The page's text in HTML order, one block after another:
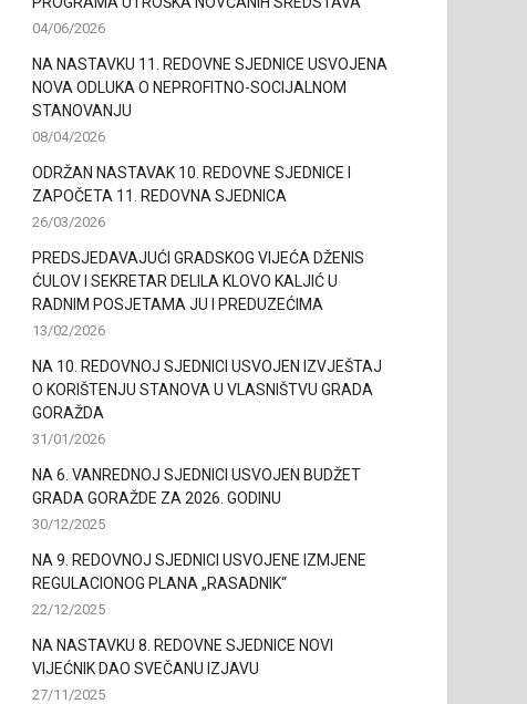
04/06/2026
NA NASTAVKU 11. REDOVNE SJEDNICE USVOJENA
NOVA ODLUKA O NEPROFITNO-SOCIJALNOM
STANOVANJU
08/04/2026
ODRŽAN NASTAVAK 10. REDOVNE SJEDNICE I
ZAPOČETA 11. REDOVNA SJEDNICA
26/03/2026
PREDSJEDAVAJUĆI GRADSKOG VIJEĆA DŽENIS
ĆULOV I SEKRETAR DELILA KLOVO KALJIĆ U
RADNIM POSJETAMA JU I PREDUZEĆIMA
13/02/2026
NA 10. REDOVNOJ SJEDNICI USVOJEN IZVJEŠTAJ
O KORIŠTENJU STANOVA U VLASNIŠTVU GRADA
GORAŽDA
31/01/2026
NA 6. VANREDNOJ SJEDNICI USVOJEN BUDŽET
GRADA GORAŽDE ZA 2026. GODINU
30/12/2025
NA 9. REDOVNOJ SJEDNICI USVOJENE IZMJENE
REGULACIONOG PLANA „RASADNIK“
22/12/2025
NA NASTAVKU 8. REDOVNE SJEDNICE NOVI
VIJEĆNIK DAO SVEČANU IZJAVU
27/11/2025